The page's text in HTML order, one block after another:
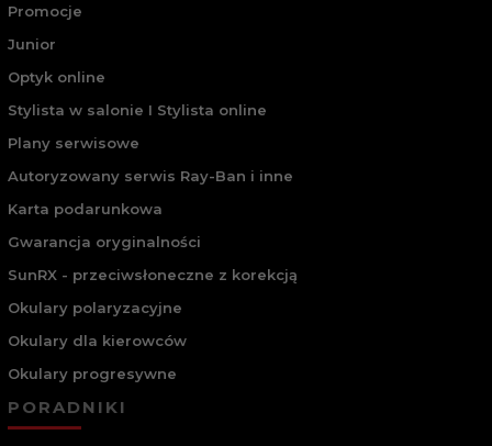
Promocje
Junior
Optyk online
Stylista w salonie I Stylista online
Plany serwisowe
Autoryzowany serwis Ray-Ban i inne
Karta podarunkowa
Gwarancja oryginalności
SunRX - przeciwsłoneczne z korekcją
Okulary polaryzacyjne
Okulary dla kierowców
Okulary progresywne
PORADNIKI